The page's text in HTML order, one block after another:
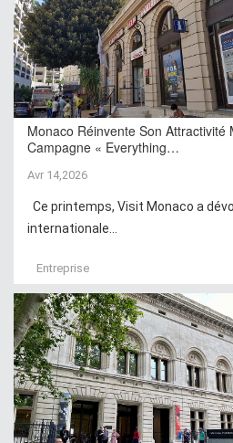
Monaco Réinvente Son Attractivité
Campagne « Everything…
Avr 14,2026
Ce printemps, Visit Monaco a
internationale...
Entreprise